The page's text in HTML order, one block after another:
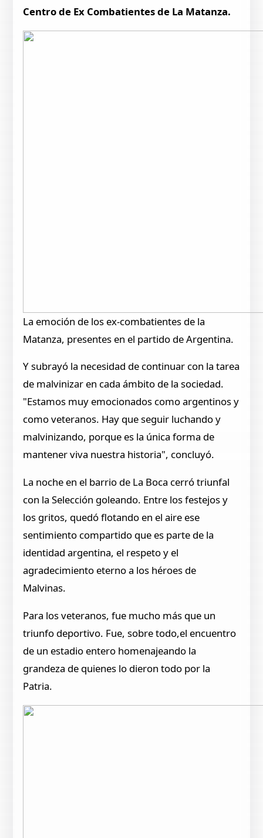
Centro de Ex Combatientes de La Matanza.
La emoción de los ex-combatientes de la
Matanza, presentes en el partido de Argentina.
Y subrayó la necesidad de continuar con la tarea
de malvinizar en cada ámbito de la sociedad.
"Estamos muy emocionados como argentinos y
como veteranos. Hay que seguir luchando y
malvinizando, porque es la única forma de
mantener viva nuestra historia", concluyó.
La noche en el barrio de La Boca cerró triunfal
con la Selección goleando. Entre los festejos y
los gritos, quedó flotando en el aire ese
sentimiento compartido que es parte de la
identidad argentina, el respeto y el
agradecimiento eterno a los héroes de
Malvinas.
Para los veteranos, fue mucho más que un
triunfo deportivo. Fue, sobre todo,el encuentro
de un estadio entero homenajeando la
grandeza de quienes lo dieron todo por la
Patria.